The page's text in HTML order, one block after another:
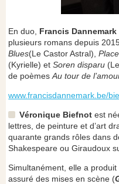
En duo, Francis
plusieurs romans depuis
Blues(Le Castor Astral),
(Kyrielle) etSoren disparu
de poèmesAu tour de
www.francisdannemark.be/
Véronique Biefnot est
lettres, de peinture et d’art
quarante grands rôles dans
Shakespeare ou Giraudoux
Simultanément, elle a
assuré des mises en scène (